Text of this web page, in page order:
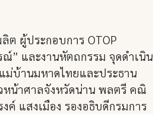
ผู้ประกอบการ OTOP
” และงานหัตถกรรม จุดดำเนิน
บ้านมหาดไทยและประธาน
น้าศาลจังหวัดน่าน พลตรี คณิ
แสงเมือง รองอธิบดีกรมการ